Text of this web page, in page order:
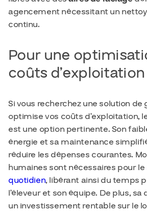
agencement nécessitant un
continu.
Pour une
coûts d’exploitation
Si vous recherchez une solution de
optimise vos coûts d’exploitation,
est une option pertinente. Son
énergie et sa maintenance
réduire les dépenses courantes.
humaines sont nécessaires pour le
quotidien, libérant ainsi du temps
l’éleveur et son équipe. De plus,
un investissement rentable sur le